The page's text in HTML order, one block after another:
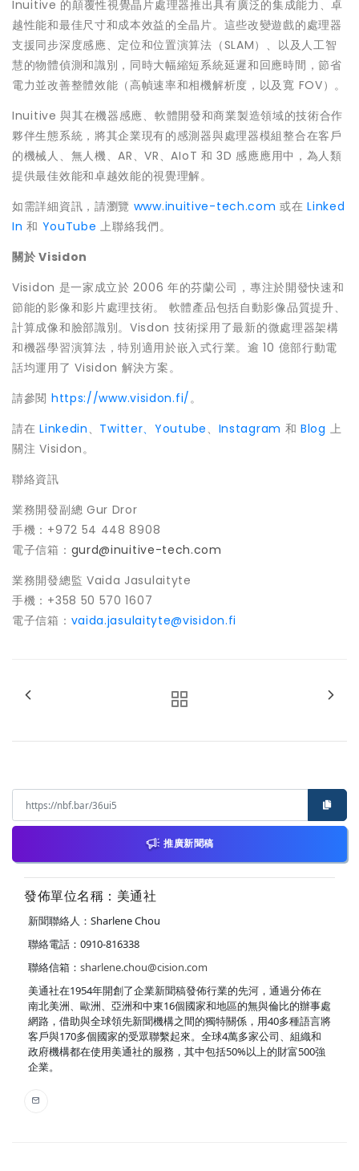
Inuitive 的顛覆性視覺晶片處理器推出具有廣泛的集成能力、卓
越性能和最佳尺寸和成本效益的全晶片。這些改變遊戲的處理器
支援同步深度感應、定位和位置演算法（SLAM）、以及人工智
慧的物體偵測和識別，同時大幅縮短系統延遲和回應時間，節省
電力並改善整體效能（高幀速率和相機解析度，以及寬 FOV）。
Inuitive 與其在機器感應、軟體開發和商業製造領域的技術合作
夥伴生態系統，將其企業現有的感測器與處理器模組整合在客戶
的機械人、無人機、AR、VR、AIoT 和 3D 感應應用中，為人類
提供最佳效能和卓越效能的視覺理解。
如需詳細資訊，請瀏覽 www.inuitive-tech.com 或在Linked
In 和 YouTube 上聯絡我們。
關於 Visidon
Visidon 是一家成立於 2006 年的芬蘭公司，專注於開發快速和
節能的影像和影片處理技術。 軟體產品包括自動影像品質提升、
計算成像和臉部識別。Visdon 技術採用了最新的微處理器架構
和機器學習演算法，特別適用於嵌入式行業。逾 10 億部行動電
話均運用了 Visidon 解決方案。
請參閱 https://www.visidon.fi/。
請在Linkedin 、 Twitter、Youtube 、 Instagram 和Blog 上
關注 Visidon。
聯絡資訊
業務開發副總 Gur Dror
手機：+972 54 448 8908
電子信箱： gurd@inuitive-tech.com
業務開發總監 Vaida Jasulaityte
手機：+358 50 570 1607
電子信箱： vaida.jasulaityte@visidon.fi
推廣新聞稿
發佈單位名稱：美通社
新聞聯絡人：Sharlene Chou
聯絡電話：0910-816338
聯絡信箱： sharlene.chou@cision.com
美通社在1954年開創了企業新聞稿發佈行業的先河，通過分佈在
南北美洲、歐洲、亞洲和中東16個國家和地區的無與倫比的辦事處
網路，借助與全球領先新聞機構之間的獨特關係，用40多種語言將
客戶與170多個國家的受眾聯繫起來。全球4萬多家公司、組織和
政府機構都在使用美通社的服務，其中包括50%以上的財富500強
企業。